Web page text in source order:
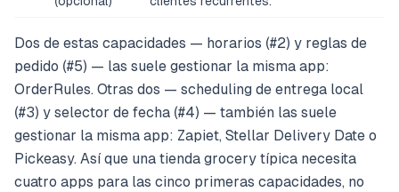
Dos de estas capacidades — horarios (#2) y reglas de
pedido (#5) — las suele gestionar la misma app:
OrderRules. Otras dos — scheduling de entrega local
(#3) y selector de fecha (#4) — también las suele
gestionar la misma app: Zapiet, Stellar Delivery Date o
Pickeasy. Así que una tienda grocery típica necesita
cuatro apps para las cinco primeras capacidades, no